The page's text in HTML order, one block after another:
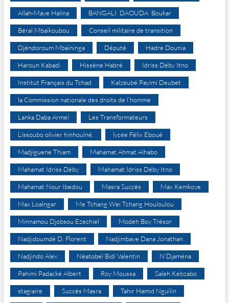
Allah-Maye Halina BANGALI DAOUDA Boukar
Béral Mbaïkoubou Conseil militaire de transition
Djéndoroum Mbaïninga Député Hadre Dounia
Haroun Kabadi Hissène Habré Idriss Déby Itno
Institut Français du Tchad Kalzeubé Payimi Deubet
la Commission nationale des droits de l’homme
Lanka Daba Armel Les Transformateurs
Lissoubo olivier hinhoulné. lycée Félix Eboué
Madjiguene Thiam Mahamat Ahmat Alhabo
Mahamat Idriss Déby Mahamat Idriss Déby Itno
Mahamat Nour Ibedou Masra Succès Max Kemkoye
Max Loalngar Me Tchang Wei Tchang Houloulou
Minnamou Djobsou Ezechiel Modeh Boy Trésor
Nadjidoumdé D. Florent Nadjimbaye Dana Jonathan
Nadjindo Alex Néatobeï Bidi Valentin N’Djaména
Pahimi Padacké Albert Roy Moussa Saleh Kebzabo
stagiaire Succès Masra Tahir Hamid Nguilin